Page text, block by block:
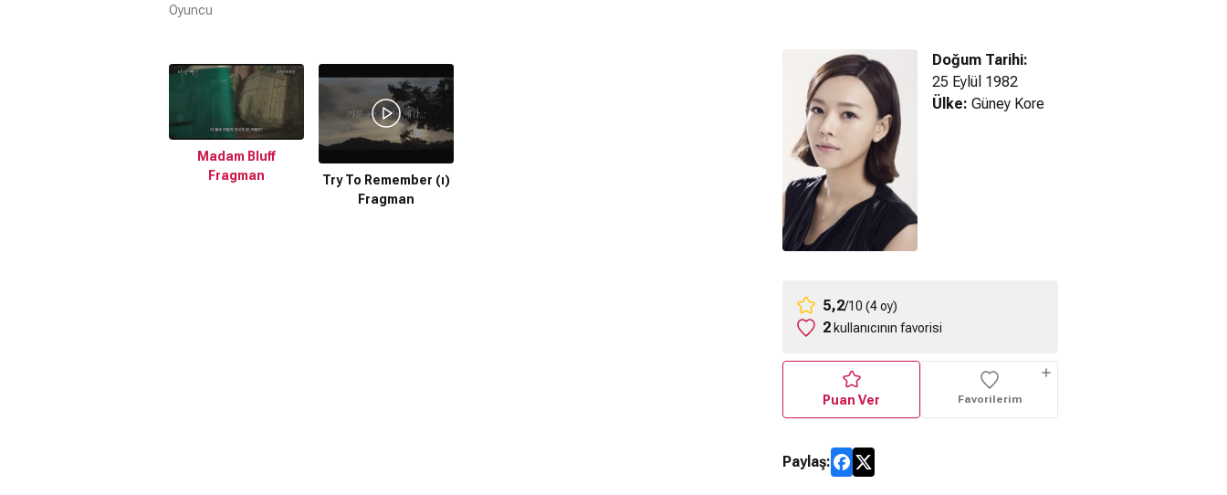
Oyuncu
Madam Bluff
Fragman
Try To Remember (ı)
Fragman
Doğum Tarihi:
25 Eylül 1982
Ülke: Güney Kore
5,2/10 (4 oy)
2kullanıcının favorisi
Puan Ver Favorilerim
Paylaş: